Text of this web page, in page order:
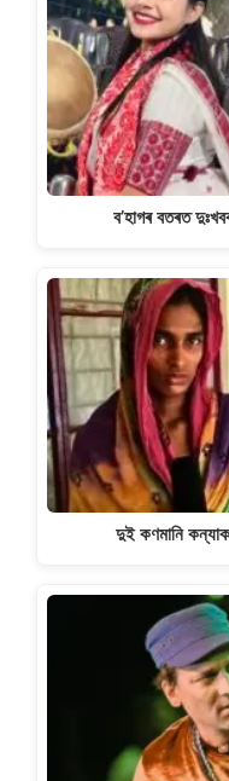
p
p
o
o
k
m
ব’হাগৰ বতৰত
দুই কণমানি